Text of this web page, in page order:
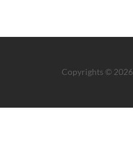
Copyrights © 2026